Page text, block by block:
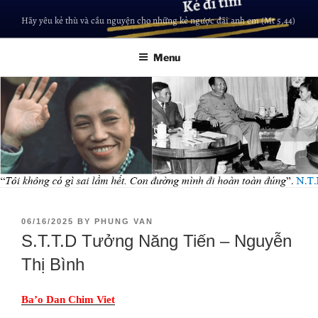
Hãy yêu kẻ thù và cầu nguyện cho những kẻ ngược đãi anh em (Mt 5,44)
Menu
06/16/2025 BY PHUNG VAN
S.T.T.D Tưởng Năng Tiến – Nguyễn
Thị Bình
Ba’o Dan Chim Viet